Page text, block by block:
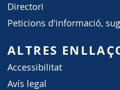
Directori
Peticions d'informació,
ALTRES
Accessibilitat
Avís legal